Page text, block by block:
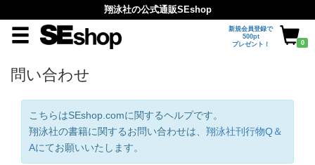
翔泳社の公式通販SEshop
新規会員登録で
500pt
プレゼント！
0
問い合わせ
こちらはSEshop.comに関するヘルプです。
翔泳社の書籍に関するお問い合わせは、 翔泳社刊行物Q＆
Aにてお願いいたします。